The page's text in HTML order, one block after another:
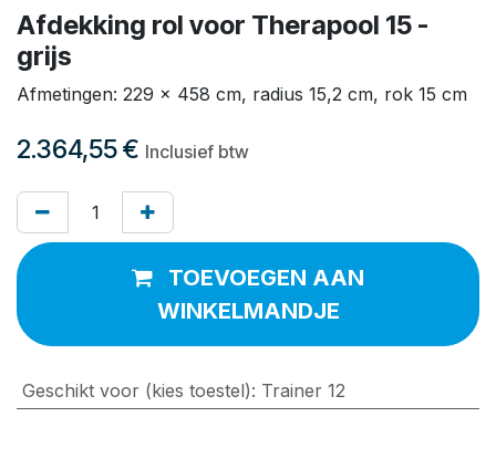
Afdekking rol voor Therapool 15 -
grijs
Afmetingen: 229 x 458 cm, radius 15,2 cm, rok 15 cm
2.364,55€ Inclusief btw
TOEVOEGEN AAN
WINKELMANDJE
Geschikt voor (kies toestel): Trainer 12